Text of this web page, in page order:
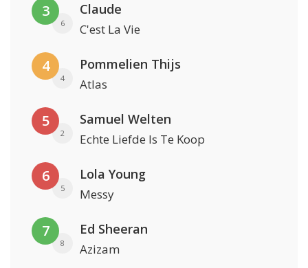
3
6
Claude
C'est La Vie
4
4
Pommelien Thijs
Atlas
5
2
Samuel Welten
Echte Liefde Is Te Koop
6
5
Lola Young
Messy
7
8
Ed Sheeran
Azizam